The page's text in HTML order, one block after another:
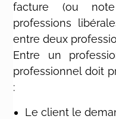
facture (ou
professions
entre deux
Entre un
professionnel doit
:
Le client le